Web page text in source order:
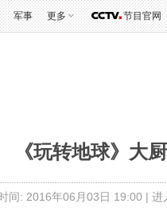
军事 更多 节目官网
《玩转地球》大
间: 2016年06月03日 19:00 | 进